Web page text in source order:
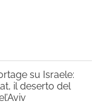
su Israele:
il deserto del